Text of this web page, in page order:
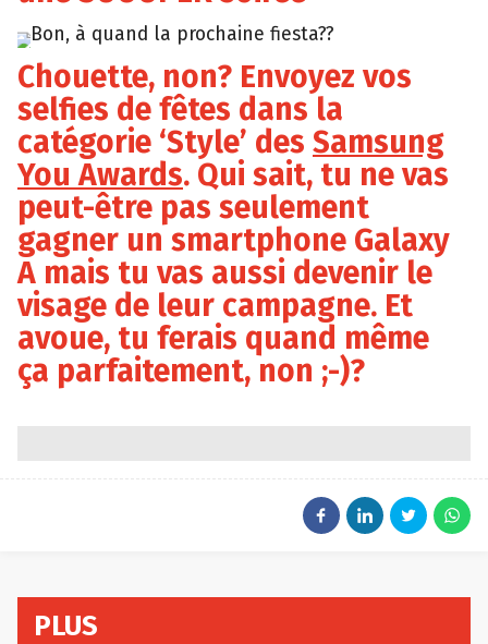
Bon, à quand la prochaine fiesta??
Chouette, non? Envoyez vos
selfies de fêtes dans la
catégorie ‘Style’ des Samsung
You Awards. Qui sait, tu ne vas
peut-être pas seulement
gagner un smartphone Galaxy
A mais tu vas aussi devenir le
visage de leur campagne. Et
avoue, tu ferais quand même
ça parfaitement, non ;-)?
PLUS